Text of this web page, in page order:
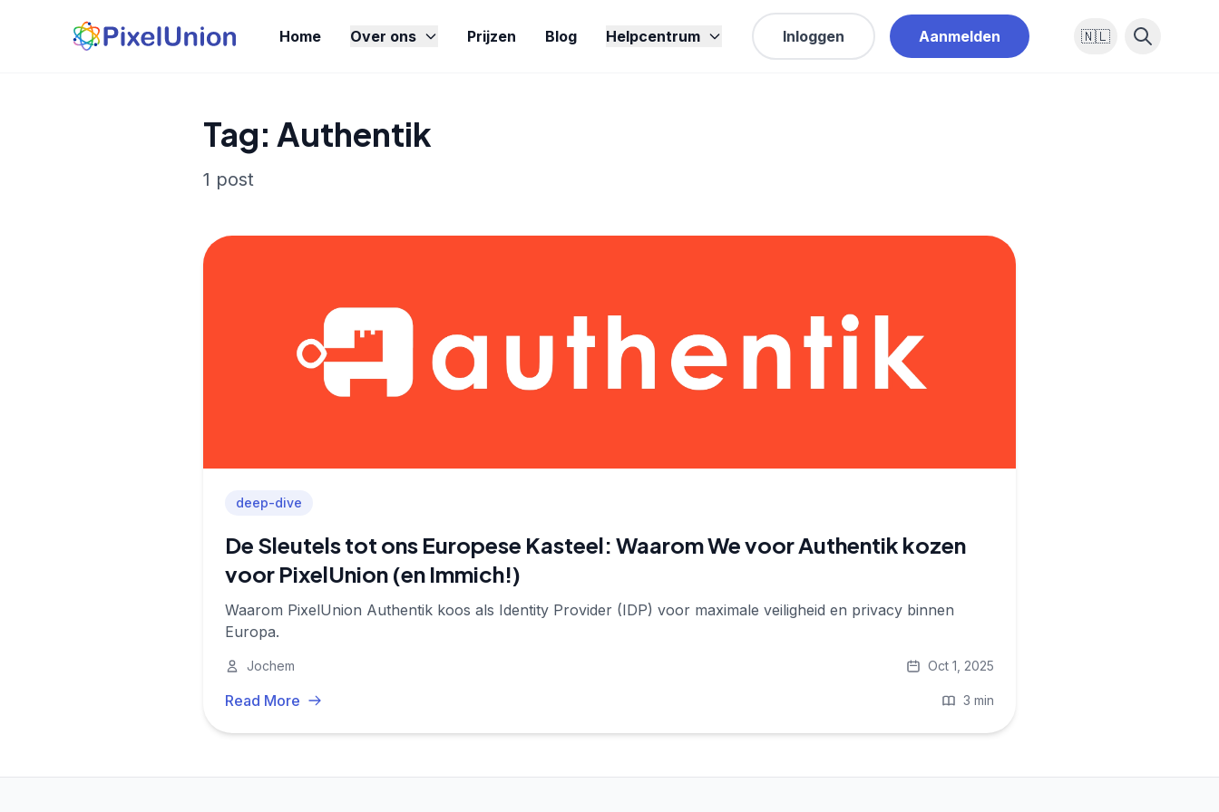
Home Over ons Prijzen Blog Helpcentrum Inloggen Aanmelden 🇳🇱
Tag: Authentik
1 post
deep-dive
De Sleutels tot ons Europese Kasteel: Waarom We voor Authentik kozen
voor PixelUnion (en Immich!)
Waarom PixelUnion Authentik koos als Identity Provider (IDP) voor maximale veiligheid en privacy binnen
Europa.
Jochem Oct 1, 2025
Read More 3 min